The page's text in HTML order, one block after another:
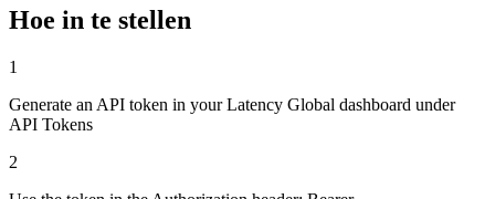
Hoe in te stellen
1
Generate an API token in your Latency Global dashboard under
API Tokens
2